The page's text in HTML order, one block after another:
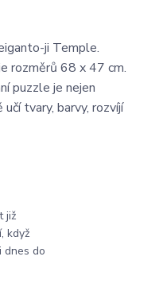
ji Temple.
rozměrů 68 x 47 cm.
puzzle je nejen
tvary, barvy, rozvíjí
již
když
dnes do